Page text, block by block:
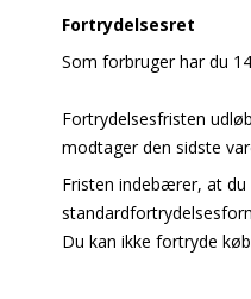
Fortrydelsesret
Som forbruger har du
Fortrydelsesfristen
modtager den sidste
Fristen indebærer, at du
Du kan ikke fortryde